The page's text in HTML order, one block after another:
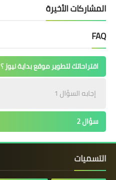
المشاركات الأخيرة
FAQ
اقتراحاتك لتطوير موقع بداية نيوز ؟
إجابه السؤال 1
سؤال 2
التسميات